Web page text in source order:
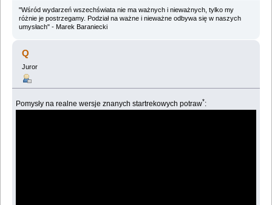
"Wśród wydarzeń wszechświata nie ma ważnych i nieważnych, tylko my
różnie je postrzegamy. Podział na ważne i nieważne odbywa się w naszych
umysłach" - Marek Baraniecki
Q
Juror
Pomysły na realne wersje znanych startrekowych potraw*: